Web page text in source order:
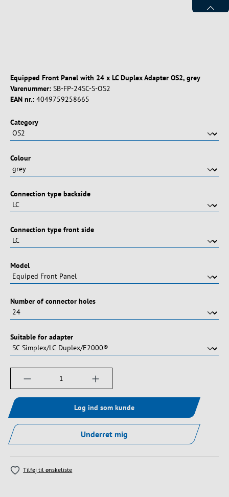
Equipped Front Panel with 24 x LC Duplex Adapter OS2, grey
Varenummer: SB-FP-24SC-S-OS2
EAN nr.: 4049759258665
Vælg
Category
Vælg
Colour
Vælg
Connection type backside
Vælg
Connection type front side
Vælg
Model
Vælg
Number of connector holes
Vælg
Suitable for adapter
Produktmængde: Indtast det ønskede
Log ind som kunde
Underret mig
Tilføj til ønskeliste